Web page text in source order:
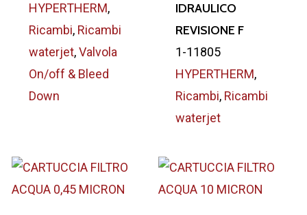
HYPERTHERM,
Ricambi, Ricambi
waterjet,Valvola
On/off & Bleed
Down
IDRAULICO
REVISIONE F
1-11805
HYPERTHERM,
Ricambi, Ricambi
waterjet